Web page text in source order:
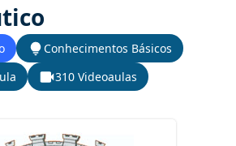
Conhecimentos Básicos
310 Videoaulas